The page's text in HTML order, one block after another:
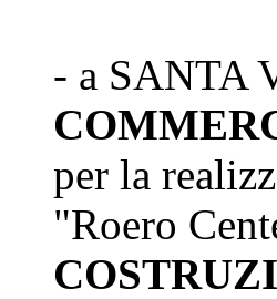
- a SANTA
per la
"Roero